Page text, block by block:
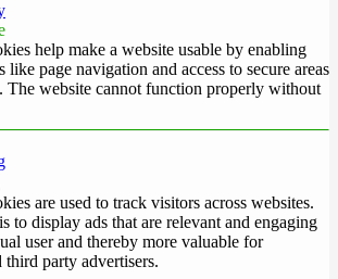
help make a website usable by enabling
like page navigation and access to secure areas
The website cannot function properly without
are used to track visitors across websites.
to display ads that are relevant and engaging
user and thereby more valuable for
third party advertisers.